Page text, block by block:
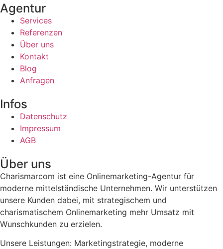
Agentur
Services
Referenzen
Über uns
Kontakt
Blog
Anfragen
Infos
Datenschutz
Impressum
AGB
Über uns
Charismarcom ist eine Onlinemarketing-Agentur für
moderne mittelständische Unternehmen. Wir unterstützen
unsere Kunden dabei, mit strategischem und
charismatischem Onlinemarketing mehr Umsatz mit
Wunschkunden zu erzielen.
Unsere Leistungen: Marketingstrategie, moderne